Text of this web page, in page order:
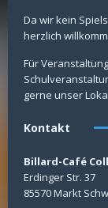
Da wir kein
herzlich
Für
gerne unser
Kontakt
Billard-Café
Erdinger Str. 37
85570 Markt